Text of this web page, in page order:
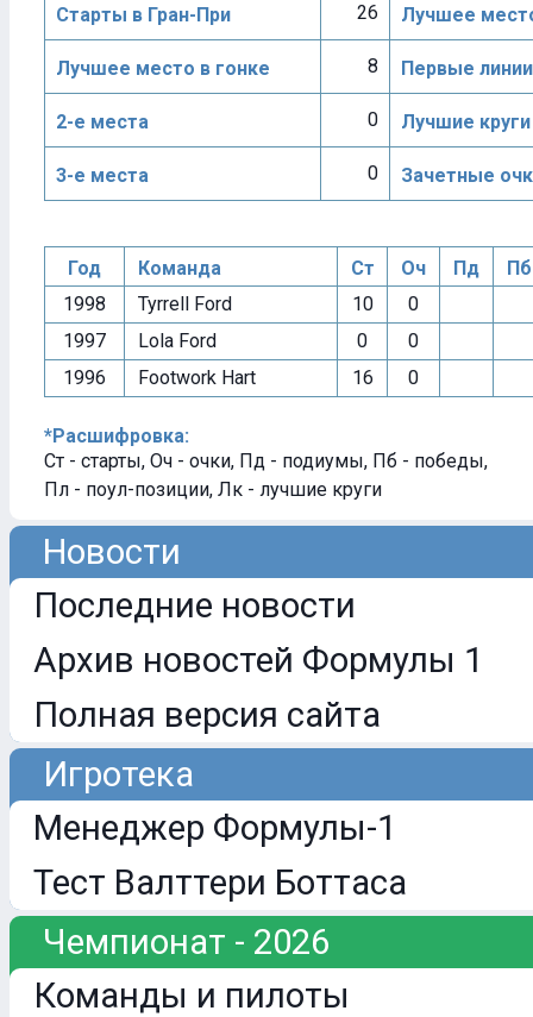
Старты в Гран-При 26 Лучшее
Лучшее место в гонке 8 Первые линии
2-е места 0 Лучшие круги
3-е места 0 Зачетные
Год Команда Ст Оч Пд
Пб
1998
Tyrrell Ford 10
0
1997
Lola Ford 0
0
1996
Footwork Hart 16 0
*Расшифровка:
Ст - старты, Оч - очки, Пд - подиумы, Пб - победы,
Пл - поул-позиции, Лк - лучшие круги
Новости
Последние новости
Архив новостей Формулы 1
Полная версия сайта
Игротека
Менеджер Формулы-1
Тест Валттери Боттаса
Чемпионат - 2026
Команды и пилоты